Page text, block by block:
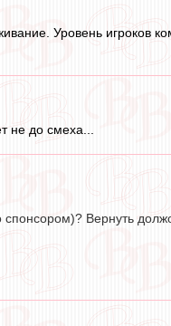
Уровень игроков
не до смеха...
Вернуть